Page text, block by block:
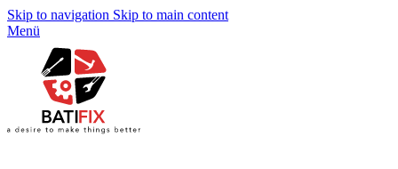
Skip to navigation Skip to main content
Menü